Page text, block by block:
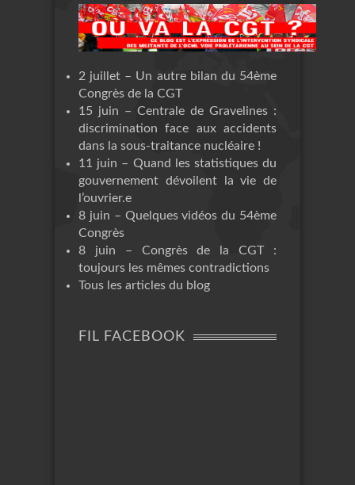
2 juillet – Un autre bilan du 54ème
Congrès de la CGT
15 juin – Centrale de Gravelines :
discrimination face aux accidents
dans la sous-traitance nucléaire !
11 juin – Quand les statistiques du
gouvernement dévoilent la vie de
l’ouvrier.e
8 juin – Quelques vidéos du 54ème
Congrès
8 juin – Congrès de la CGT :
toujours les mêmes contradictions
Tous les articles du blog
FIL FACEBOOK